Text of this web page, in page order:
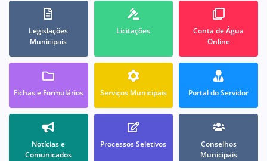
Legislações
Municipais
Licitações
Conta de Água
Online
Fichas e Formulários Serviços Municipais Portal do Servidor
Notícias e
Comunicados
Processos Seletivos
Conselhos
Municipais